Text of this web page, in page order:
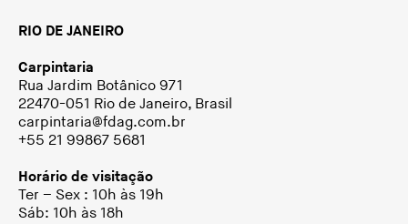
RIO DE JANEIRO
Carpintaria
Rua Jardim Botânico 971
22470-051 Rio de Janeiro, Brasil
carpintaria@fdag.com.br
+55 21 99867 5681
Horário de visitação
Ter – Sex : 10h às 19h
Sáb: 10h às 18h